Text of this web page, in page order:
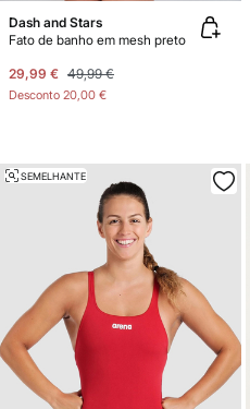
Dash and Stars
Fato de banho em mesh preto
29,99 € 49,99 €
Desconto 20,00 €
SEMELHANTE